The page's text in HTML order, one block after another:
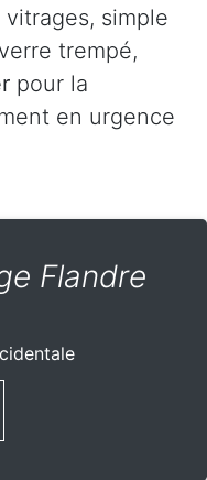
simple
trempé,
pour la
en urgence
Flandre